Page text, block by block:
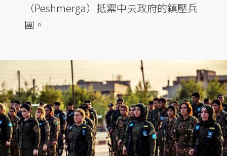
（Peshmerga）抵禦中央政府的鎮壓兵
團。